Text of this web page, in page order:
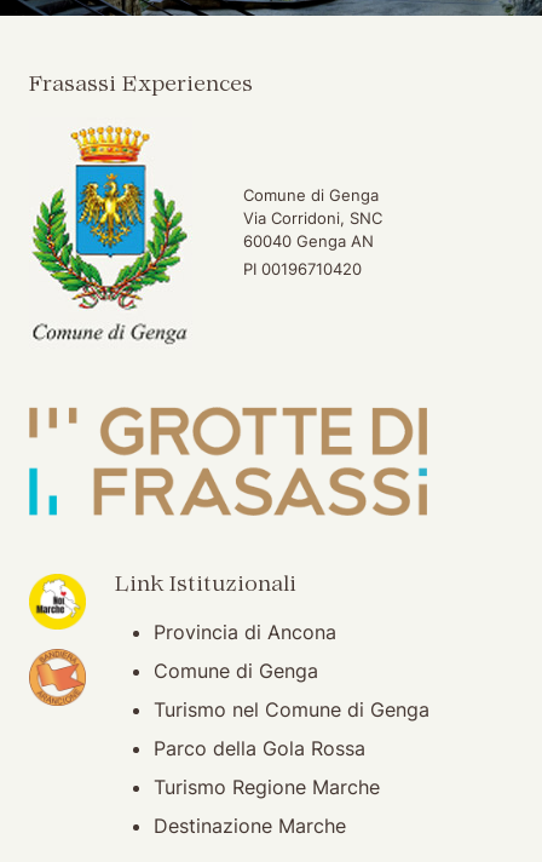
Frasassi Experiences
Comune di Genga
Via Corridoni, SNC
60040 Genga AN
PI 00196710420
(apertura su nuova finestra)
(apertura su nuova finestra)
Link Istituzionali
Provincia di Ancona
Comune di Genga
Turismo nel Comune di Genga
Parco della Gola Rossa
Turismo Regione Marche
Destinazione Marche